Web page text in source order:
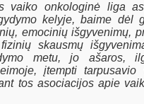
vaiko onkologinė liga
kelyje, baime dėl
emocinių išgyvenimų,
skausmų
metu, jo ašaros,
įtempti tarpusavio
tos asociacijos apie